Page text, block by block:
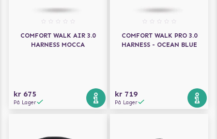
COMFORT WALK AIR 3.0
HARNESS MOCCA
kr 675
På Lager
COMFORT WALK PRO 3.0
HARNESS - OCEAN BLUE
kr 719
På Lager